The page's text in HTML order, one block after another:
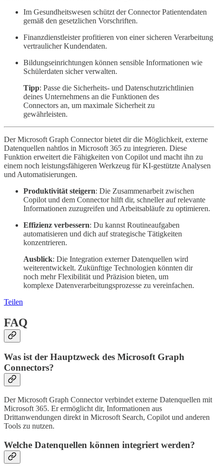
Im Gesundheitswesen schützt der Connector Patientendaten
gemäß den gesetzlichen Vorschriften.
Finanzdienstleister profitieren von einer sicheren Verarbeitung
vertraulicher Kundendaten.
Bildungseinrichtungen können sensible Informationen wie
Schülerdaten sicher verwalten.
Tipp: Passe die Sicherheits- und Datenschutzrichtlinien
deines Unternehmens an die Funktionen des
Connectors an, um maximale Sicherheit zu
gewährleisten.
Der Microsoft Graph Connector bietet dir die Möglichkeit, externe
Datenquellen nahtlos in Microsoft 365 zu integrieren. Diese
Funktion erweitert die Fähigkeiten von Copilot und macht ihn zu
einem noch leistungsfähigeren Werkzeug für KI-gestützte Analysen
und Automatisierungen.
Produktivität steigern: Die Zusammenarbeit zwischen
Copilot und dem Connector hilft dir, schneller auf relevante
Informationen zuzugreifen und Arbeitsabläufe zu optimieren.
Effizienz verbessern: Du kannst Routineaufgaben
automatisieren und dich auf strategische Tätigkeiten
konzentrieren.
Ausblick: Die Integration externer Datenquellen wird
weiterentwickelt. Zukünftige Technologien könnten dir
noch mehr Flexibilität und Präzision bieten, um
komplexe Datenverarbeitungsprozesse zu vereinfachen.
Teilen
FAQ
Was ist der Hauptzweck des Microsoft Graph
Connectors?
Der Microsoft Graph Connector verbindet externe Datenquellen mit
Microsoft 365. Er ermöglicht dir, Informationen aus
Drittanwendungen direkt in Microsoft Search, Copilot und anderen
Tools zu nutzen.
Welche Datenquellen können integriert werden?